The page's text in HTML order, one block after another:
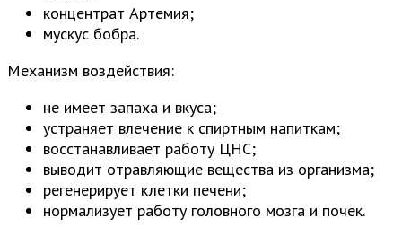
концентрат Артемия;
мускус бобра.
Механизм воздействия:
не имеет запаха и вкуса;
устраняет влечение к спиртным напиткам;
восстанавливает работу ЦНС;
выводит отравляющие вещества из организма;
регенерирует клетки печени;
нормализует работу головного мозга и почек.